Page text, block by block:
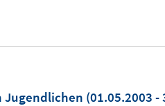
Jugendlichen (01.05.2003 -